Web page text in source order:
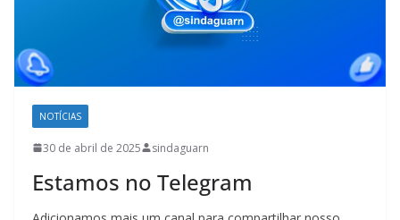
NOTÍCIAS
30 de abril de 2025 sindaguarn
Estamos no Telegram